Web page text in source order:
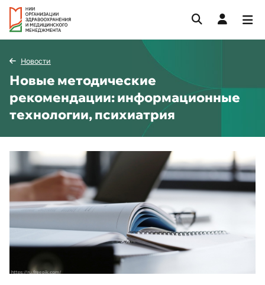
Новости
Новые методические
рекомендации: информационные
технологии, психиатрия